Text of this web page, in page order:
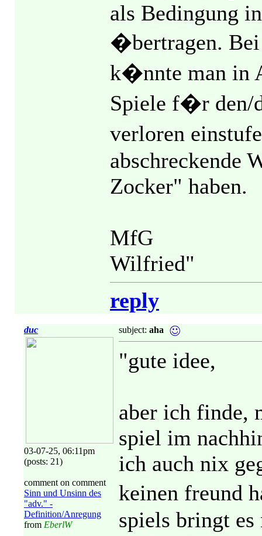
als Bedingung
�bertragen. Bei
k�nnte man in
Spiele f�r den/
verloren
abschreckende
Zocker" haben.
MfG
Wilfried"
reply
duc
03-07-25, 06:11pm
(posts: 21)
comment on comment
Sinn und Unsinn des
"adv." -
Definition/Anregung
from EberlW
subject: aha
"gute idee,
aber ich finde,
spiel im
ich auch nix
keinen freund
spiels bringt